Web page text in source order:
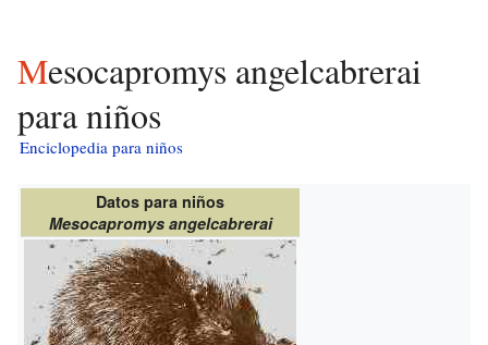
Mesocapromys angelcabrerai
para niños
Enciclopedia para niños
Datos para niños
Mesocapromys angelcabrerai